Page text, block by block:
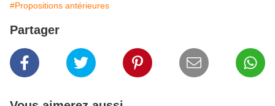
#Propositions antérieures
Partager